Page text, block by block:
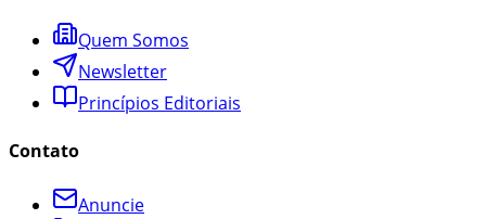
Quem Somos
Newsletter
Princípios Editoriais
Contato
Anuncie